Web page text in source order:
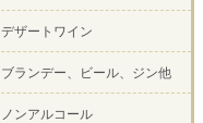
デザートワイン
ブランデー、ビール、ジン他
ノンアルコール